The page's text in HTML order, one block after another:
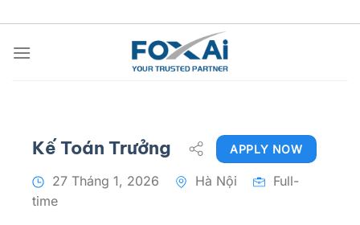
đến
nội
Kế Toán Trưởng APPLY NOW
27 Tháng 1, 2026 Hà Nội
Full-
time